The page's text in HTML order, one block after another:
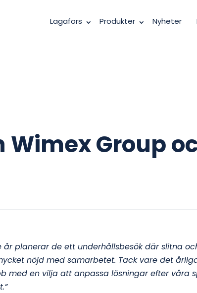
Lagafors Produkter Nyheter
Group
planerar de ett underhållsbesök där slitna
nöjd med samarbetet. Tack vare det
med en vilja att anpassa lösningar efter våra